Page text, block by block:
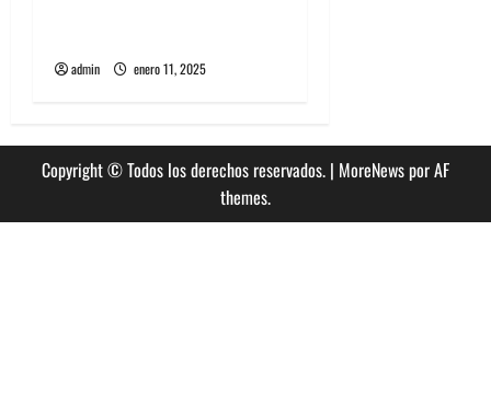
admin enero 11, 2025
Copyright © Todos los derechos reservados. | MoreNewspor AF
themes.